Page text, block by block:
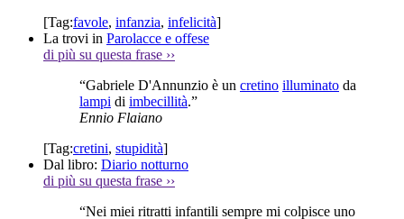
[Tag:favole, infanzia, infelicità]
La trovi in Parolacce e offese
di più su questa frase ››
“Gabriele D'Annunzio è un cretino illuminato da
lampi di imbecillità.”
Ennio Flaiano
[Tag:cretini, stupidità]
Dal libro: Diario notturno
di più su questa frase ››
“Nei miei ritratti infantili sempre mi colpisce uno